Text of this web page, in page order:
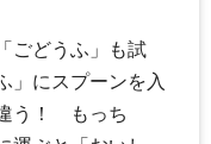
ごどうふ」も試
」にスプーンを入
う！ もっち